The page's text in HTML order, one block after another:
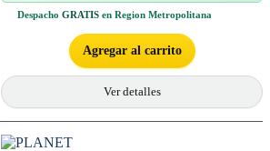
Despacho GRATIS en Region Metropolitana
Agregar al carrito
Ver detalles